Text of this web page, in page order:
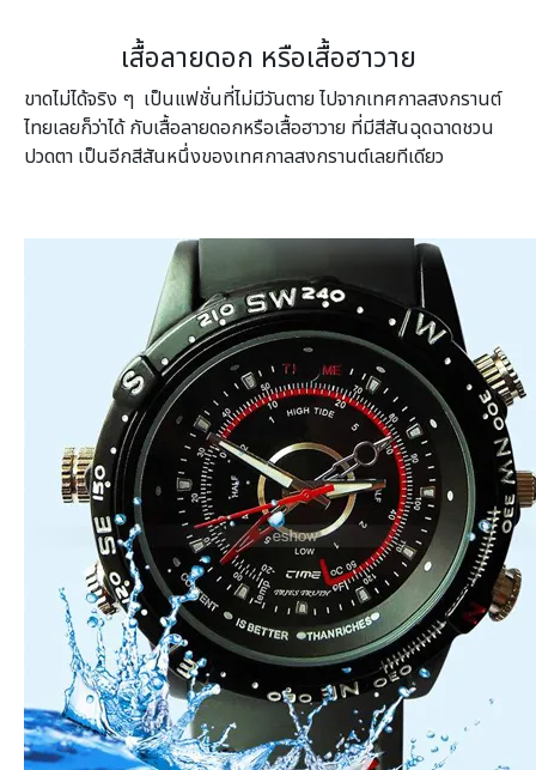
เสื้อลายดอก หรือเสื้อฮาวาย
ขาดไม่ได้จริง ๆ เป็นแฟชั่นที่ไม่มีวันตาย ไปจากเทศกาลสงกรานต์
ไทยเลยก็ว่าได้ กับเสื้อลายดอกหรือเสื้อฮาวาย ที่มีสีสันฉุดฉาดชวน
ปวดตา เป็นอีกสีสันหนึ่งของเทศกาลสงกรานต์เลยทีเดียว